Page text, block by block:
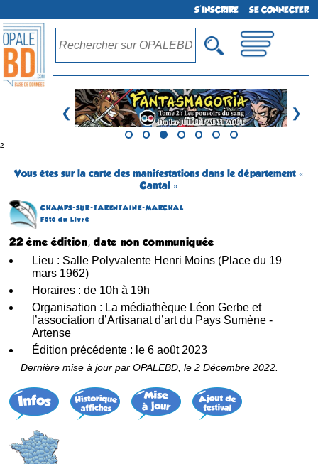
S'INSCRIRE SE CONNECTER
❮ ❯
²
Vous êtes sur la carte des manifestations dans le département «
Cantal »
CHAMPS-SUR-TARENTAINE-MARCHAL
Fête du Livre
22 ème édition, date non communiquée
Lieu : Salle Polyvalente Henri Moins (Place du 19
mars 1962)
Horaires : de 10h à 19h
Organisation : La médiathèque Léon Gerbe et
l’association d’Artisanat d’art du Pays Sumène -
Artense
Édition précédente : le 6 août 2023
Dernière mise à jour par OPALEBD, le 2 Décembre 2022.